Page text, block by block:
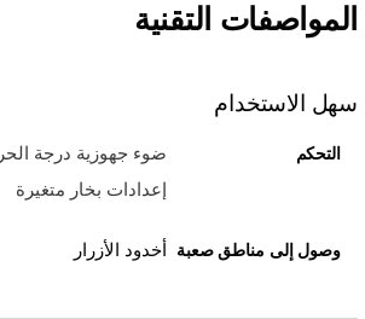
المواصفات التقنية
سهل الاستخدام
التحكم
ضوء جهوزية درجة
إعدادات بخار متغيرة
وصول إلى مناطق صعبة أخدود الأزرار